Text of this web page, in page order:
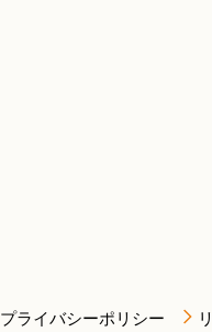
プライバシーポリシー